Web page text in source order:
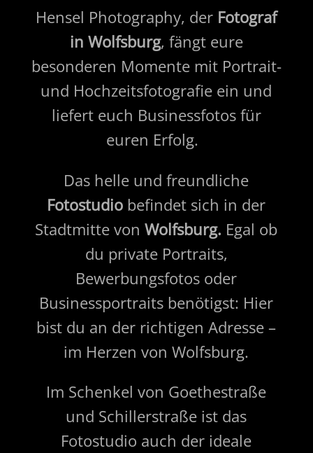
Hensel Photography, der Fotograf
in Wolfsburg, fängt eure
besonderen Momente mit Portrait-
und Hochzeitsfotografie ein und
liefert euch Businessfotos für
euren Erfolg.
Das helle und freundliche
Fotostudio befindet sich in der
Stadtmitte vonWolfsburg. Egal ob
du private Portraits,
Bewerbungsfotos oder
Businessportraits benötigst: Hier
bist du an der richtigen Adresse –
im Herzen von Wolfsburg.
Im Schenkel von Goethestraße
und Schillerstraße ist das
Fotostudio auch der ideale